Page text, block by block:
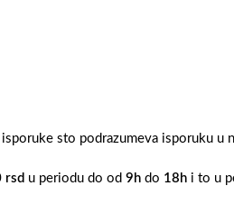
sto podrazumeva isporuku u
rsd u periodu do od 9h do 18h i to u